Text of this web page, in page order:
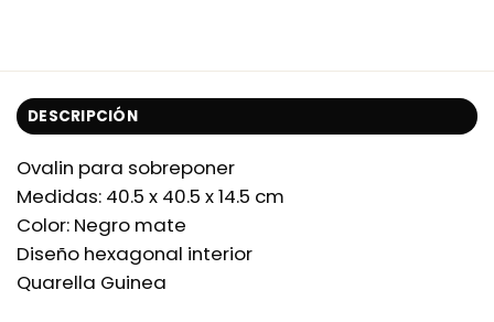
DESCRIPCIÓN
Ovalin para sobreponer
Medidas: 40.5 x 40.5 x 14.5 cm
Color: Negro mate
Diseño hexagonal interior
Quarella Guinea